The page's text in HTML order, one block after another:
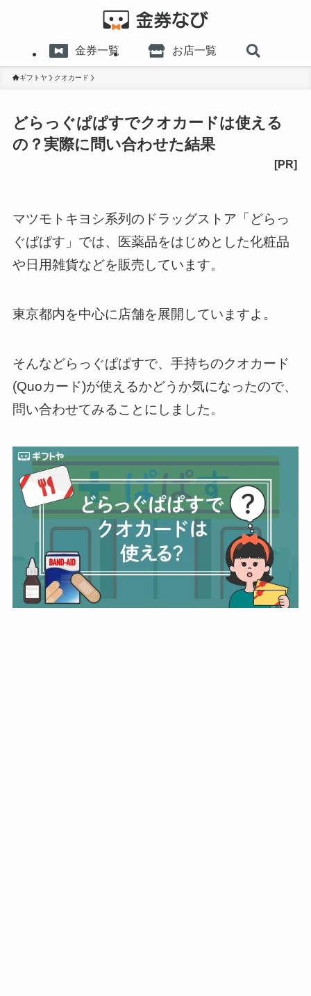
金券一覧 お店一覧
ギフトヤ クオカード
どらっぐぱぱすでクオカードは使える
の？実際に問い合わせた結果
マツモトキヨシ系列のドラッグストア「どらっ
ぐぱぱす」では、医薬品をはじめとした化粧品
や日用雑貨などを販売しています。
東京都内を中心に店舗を展開していますよ。
そんなどらっぐぱぱすで、手持ちのクオカード
(Quoカード)が使えるかどうか気になったので、
問い合わせてみることにしました。